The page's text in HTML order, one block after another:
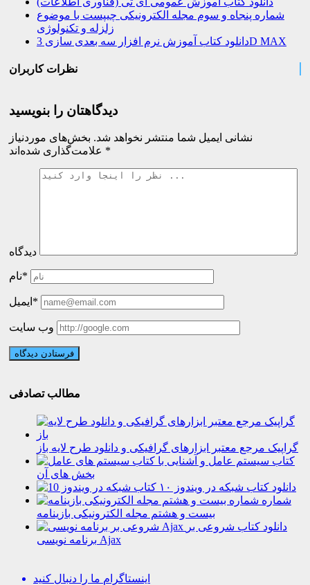
شماره پنجاه و سوم مجله الکترونیکی چیپست با موضوع
زلزله و تکنولوژی
دانلود کتاب آموزش نرم افزار سه بعدی سازی 3D MAX
نظرات کاربران
دیدگاهتان را بنویسید
نشانی ایمیل شما منتشر نخواهد شد. بخش‌های موردنیاز
*
دیدگاه
نام*
ایمیل*
وب سایت
مطالب تصادفی
گراپیک مرجع معتبر ابزارهای گرافیکی و دانلود طرح لایه باز
کتاب سیستم عامل و آشنایی با
بخش های آن
دانلود کتاب شبکه در ویندوز ۱۰
شماره
بیست و هشتم مجله الکترونیکی بازینامه
دانلود کتاب شروعی بر
برنامه نویسی Ajax
اینستاگرام ما را دنبال کنید